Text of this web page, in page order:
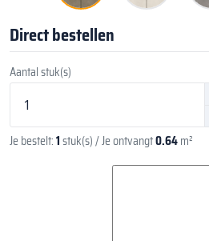
Direct bestellen
Aantal stuk(s)
Je bestelt:1stuk(s)/ Je ontvangt0.64m²